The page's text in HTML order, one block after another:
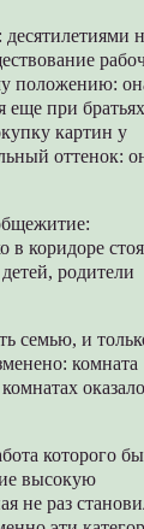
положению:
при
картин у
оттенок:
в коридоре
родители
семью, и
комната
которого
высокую
не раз